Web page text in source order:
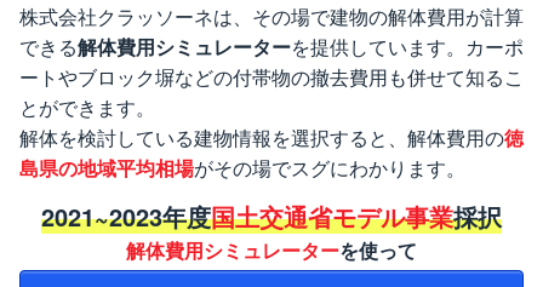
株式会社クラッソーネは、その場で建物の解体費用が計算
できる解体費用シミュレーターを提供しています。カーポ
ートやブロック塀などの付帯物の撤去費用も併せて知るこ
とができます。
解体を検討している建物情報を選択すると、解体費用の徳
島県の地域平均相場がその場でスグにわかります。
2021~2023年度国土交通省モデル事業採択
解体費用シミュレーターを使って